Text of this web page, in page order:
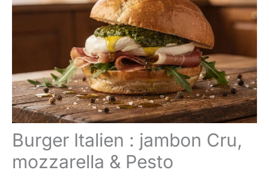
Burger Italien : jambon Cru,
mozzarella & Pesto